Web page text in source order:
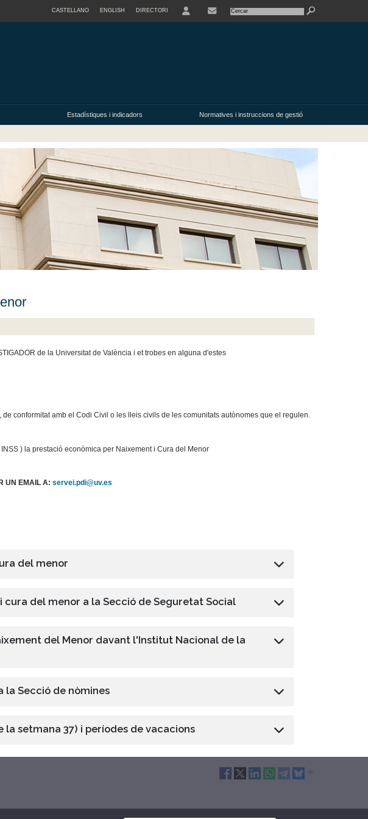
CASTELLANO ENGLISH DIRECTORI
Estadístiques i indicadors Normatives i instruccions de gestió
de la Universitat de València i et trobes en alguna d'estes
conformitat amb el Codi Civil o les lleis civils de les comunitats autònomes que el regulen.
) la prestació econòmica per Naixement i Cura del Menor
UN EMAIL A: servei.pdi@uv.es
del menor
del menor a la Secció de Seguretat Social
del Menor davant l'Institut Nacional de la
la Secció de nòmines
setmana 37) i períodes de vacacions